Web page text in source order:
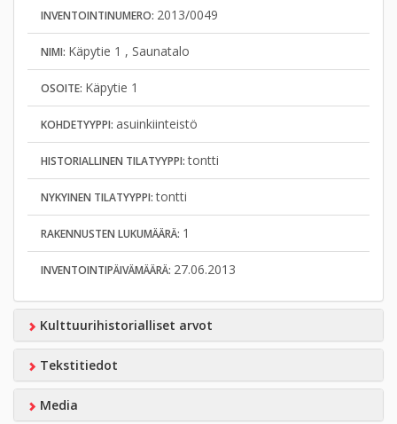
INVENTOINTINUMERO: 2013/0049
NIMI: Käpytie 1 , Saunatalo
OSOITE: Käpytie 1
KOHDETYYPPI: asuinkiinteistö
HISTORIALLINEN TILATYYPPI:tontti
NYKYINEN TILATYYPPI:tontti
RAKENNUSTEN LUKUMÄÄRÄ: 1
INVENTOINTIPÄIVÄMÄÄRÄ: 27.06.2013
Kulttuurihistorialliset arvot
Tekstitiedot
Media